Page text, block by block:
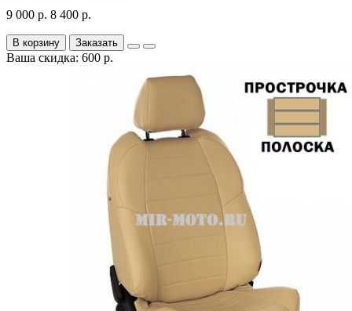
9 000 р. 8 400 р.
В корзину Заказать
Ваша скидка: 600 р.